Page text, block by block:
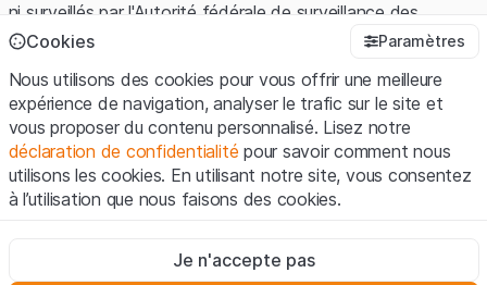
ni surveillés par l'Autorité fédérale de surveillance des
marchés financiers (FINMA) ni enregistrés auprès de la
protection spécifique des investisseurs prévue par la LPCC.
Conditions d'utilisation et informations juridiques
En utilisant le Site Web de Leonteq Securities AG (ci-après
"Site Web"), vous confirmez que vous avez compris et que
vous acceptez les informations juridiques, les notes
vous n'acceptez pas les Conditions d'utilisation, veuillez-
vous abstenir d'utiliser ce Site Web.
Cookies Paramètres
Nous utilisons des cookies pour vous offrir une meilleure
expérience de navigation, analyser le trafic sur le site et
vous proposer du contenu personnalisé. Lisez notre
déclaration de confidentialité pour savoir comment nous
utilisons les cookies. En utilisant notre site, vous consentez
à l’utilisation que nous faisons des cookies.
Ces cookies sont nécessaires au bon fonctionnement du site
Je n'accepte pas